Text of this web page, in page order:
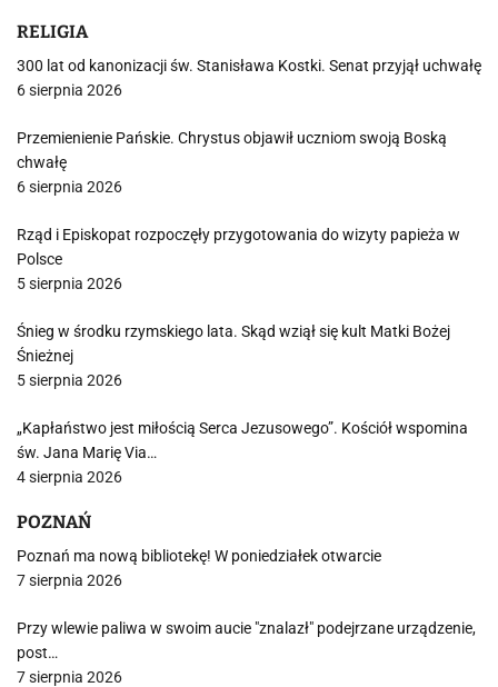
RELIGIA
300 lat od kanonizacji św. Stanisława Kostki. Senat przyjął uchwałę
6 sierpnia 2026
Przemienienie Pańskie. Chrystus objawił uczniom swoją Boską
chwałę
6 sierpnia 2026
Rząd i Episkopat rozpoczęły przygotowania do wizyty papieża w
Polsce
5 sierpnia 2026
Śnieg w środku rzymskiego lata. Skąd wziął się kult Matki Bożej
Śnieżnej
5 sierpnia 2026
„Kapłaństwo jest miłością Serca Jezusowego”. Kościół wspomina
św. Jana Marię Via…
4 sierpnia 2026
POZNAŃ
Poznań ma nową bibliotekę! W poniedziałek otwarcie
7 sierpnia 2026
Przy wlewie paliwa w swoim aucie "znalazł" podejrzane urządzenie,
post…
7 sierpnia 2026